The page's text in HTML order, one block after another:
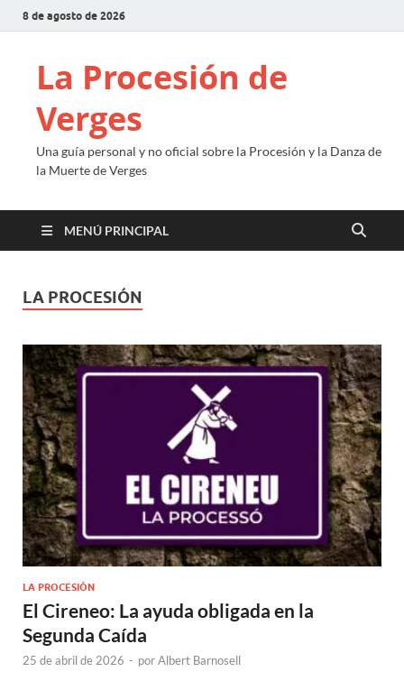
8 de agosto de 2026
La Procesión de
Verges
Una guía personal y no oficial sobre la Procesión y la Danza de
la Muerte de Verges
MENÚ PRINCIPAL
LA PROCESIÓN
LA PROCESIÓN
El Cireneo: La ayuda obligada en la
Segunda Caída
25 de abril de 2026 - porAlbert Barnosell